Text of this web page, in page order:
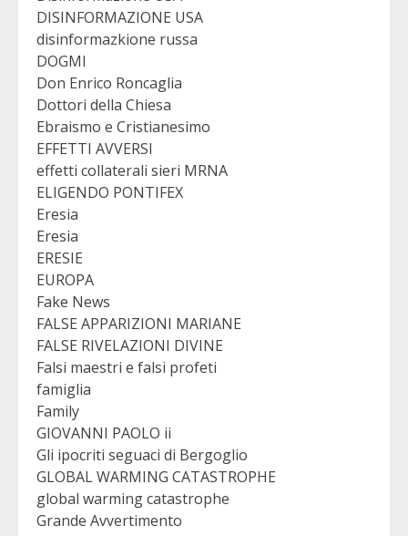
DISINFORMAZIONE USA
disinformazkione russa
DOGMI
Don Enrico Roncaglia
Dottori della Chiesa
Ebraismo e Cristianesimo
EFFETTI AVVERSI
effetti collaterali sieri MRNA
ELIGENDO PONTIFEX
Eresia
Eresia
ERESIE
EUROPA
Fake News
FALSE APPARIZIONI MARIANE
FALSE RIVELAZIONI DIVINE
Falsi maestri e falsi profeti
famiglia
Family
GIOVANNI PAOLO ii
Gli ipocriti seguaci di Bergoglio
GLOBAL WARMING CATASTROPHE
global warming catastrophe
Grande Avvertimento